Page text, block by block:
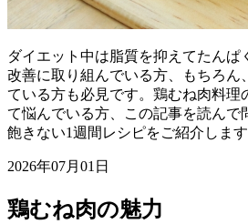
ダイエット中は脂質を抑えてたんぱ
改善に取り組んでいる方、もちろん
ている方も必見です。鶏むね肉料理
て悩んでいる方、この記事を読んで
飽きない1週間レシピをご紹介しま
2026年07月01日
鶏むね肉の魅力